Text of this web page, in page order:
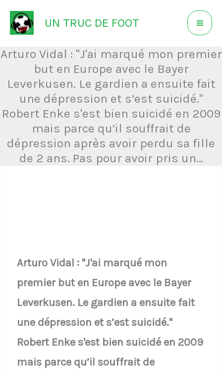
Aller
au
contenu
UN TRUC DE FOOT
Arturo Vidal : "J'ai marqué mon premier
but en Europe avec le Bayer
Leverkusen. Le gardien a ensuite fait
une dépression et s’est suicidé."
Robert Enke s'est bien suicidé en 2009
mais parce qu’il souffrait de
dépression après avoir perdu sa fille
de 2 ans. Pas pour avoir pris un…
Arturo Vidal : "J'ai marqué mon
premier but en Europe avec le Bayer
Leverkusen. Le gardien a ensuite fait
une dépression et s’est suicidé."
Robert Enke s'est bien suicidé en 2009
mais parce qu’il souffrait de